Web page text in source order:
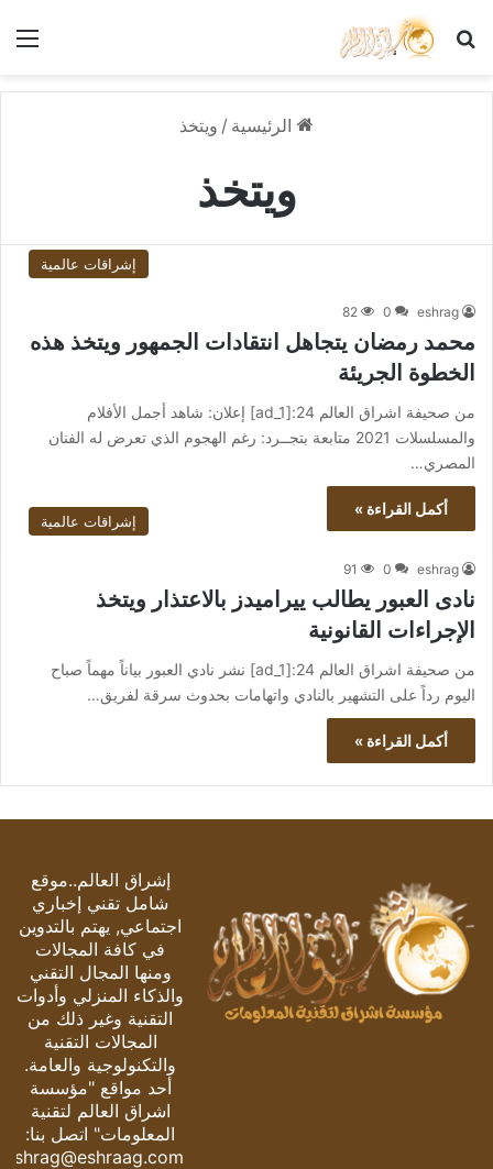
بحث عن
الرئيسية / ويتخذ
ويتخذ
إشراقات عالمية
eshrag
0
82
محمد رمضان يتجاهل انتقادات الجمهور ويتخذ هذه
الخطوة الجريئة
من صحيفة اشراق العالم 24:[ad_1] إعلان: شاهد أجمل الأفلام
والمسلسلات 2021 متابعة بتجــرد: رغم الهجوم الذي تعرض له الفنان
المصري…
أكمل القراءة »
إشراقات عالمية
eshrag
0
91
نادى العبور يطالب ييراميدز بالاعتذار ويتخذ
الإجراءات القانونية
من صحيفة اشراق العالم 24:[ad_1] نشر نادي العبور بياناً مهماً صباح
اليوم رداً على التشهير بالنادي واتهامات بحدوث سرقة لفريق…
أكمل القراءة »
إشراق العالم..موقع
شامل تقني إخباري
اجتماعي, يهتم بالتدوين
في كافة المجالات
ومنها المجال التقني
والذكاء المنزلي وأدوات
التقنية وغير ذلك من
المجالات التقنية
والتكنولوجية والعامة.
أحد مواقع "مؤسسة
اشراق العالم لتقنية
المعلومات" اتصل بنا:
eshrag@eshraag.com